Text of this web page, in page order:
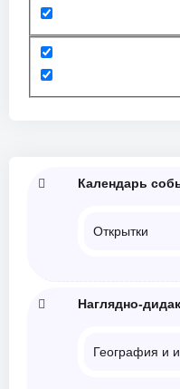
Календарь
Открытки
Наглядно-
География и